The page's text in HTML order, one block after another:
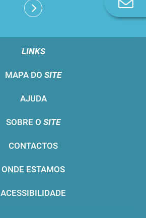
LINKS
MAPA DO SITE
AJUDA
SOBRE O SITE
CONTACTOS
ONDE ESTAMOS
ACESSIBILIDADE